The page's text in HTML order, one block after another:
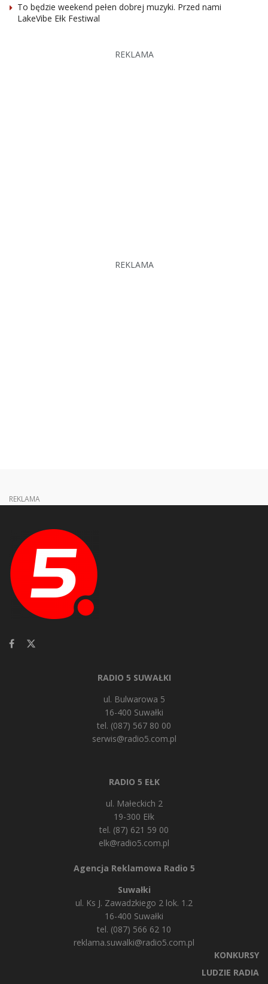
To będzie weekend pełen dobrej muzyki. Przed nami
LakeVibe Ełk Festiwal
REKLAMA
REKLAMA
REKLAMA
RADIO 5 SUWAŁKI
ul. Bulwarowa 5
16-400 Suwałki
tel. (087) 567 80 00
serwis@radio5.com.pl
RADIO 5 EŁK
ul. Małeckich 2
19-300 Ełk
tel. (87) 621 59 00
elk@radio5.com.pl
Agencja Reklamowa Radio 5
Suwałki
ul. Ks J. Zawadzkiego 2 lok. 1.2
16-400 Suwałki
tel. (087) 566 62 10
reklama.suwalki@radio5.com.pl
KONKURSY
LUDZIE RADIA